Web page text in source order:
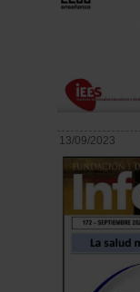
13/09/2023